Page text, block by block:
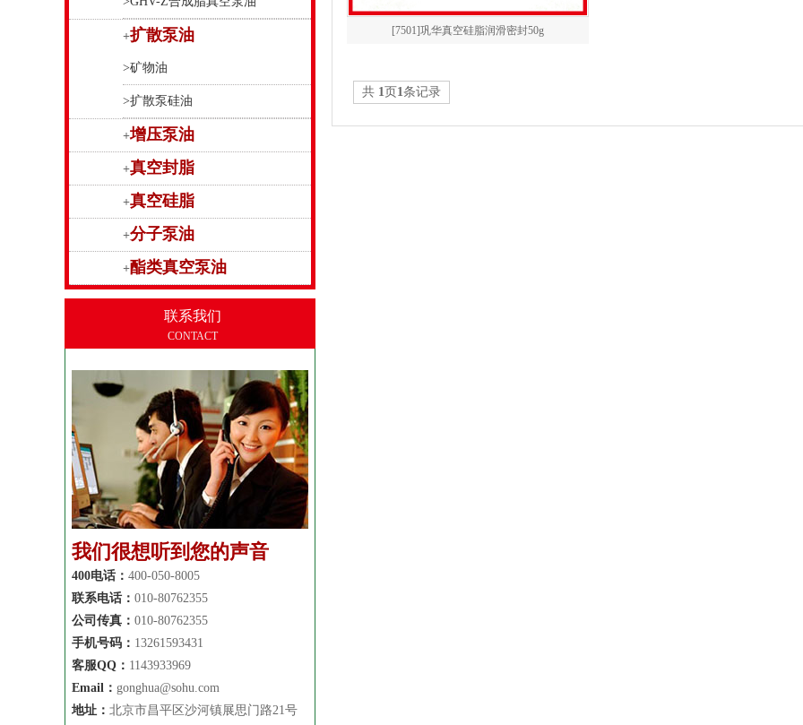
[7501]巩华真空硅脂润滑密封50g
共 1页 1条记录
+扩散泵油
>矿物油
>扩散泵硅油
+增压泵油
+真空封脂
+真空硅脂
+分子泵油
+酯类真空泵油
联系我们
CONTACT
我们很想听到您的声音
400电话： 400-050-8005
联系电话： 010-80762355
公司传真： 010-80762355
手机号码： 13261593431
客服QQ： 1143933969
Email： gonghua@sohu.com
地址： 北京市昌平区沙河镇展思门路21号